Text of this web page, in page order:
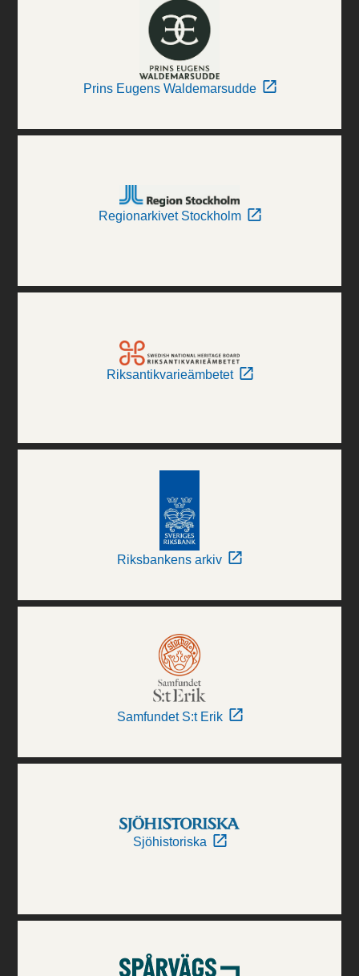
Prins Eugens Waldemarsudde
Regionarkivet Stockholm
Riksantikvarieämbetet
Riksbankens arkiv
Samfundet S:t Erik
Sjöhistoriska